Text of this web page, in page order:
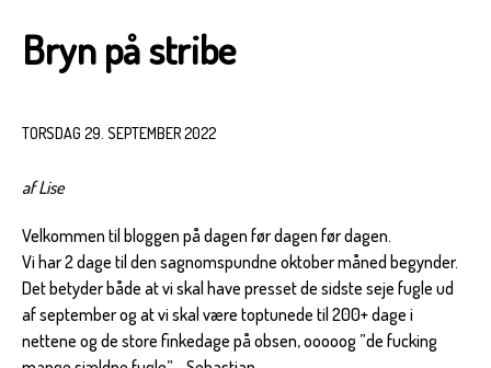
Bryn på stribe
TORSDAG 29. SEPTEMBER 2022
af Lise
Velkommen til bloggen på dagen før dagen før dagen.
Vi har 2 dage til den sagnomspundne oktober måned begynder.
Det betyder både at vi skal have presset de sidste seje fugle ud
af september og at vi skal være toptunede til 200+ dage i
nettene og de store finkedage på obsen, ooooog ”de fucking